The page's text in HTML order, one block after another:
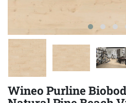
Wineo Purline